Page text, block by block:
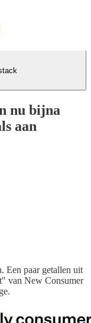
nu bijna
aan
Een paar getallen uit
van New Consumer